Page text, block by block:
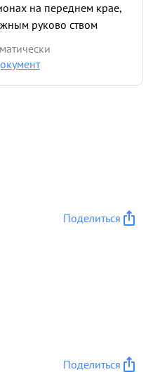
на переднем крае,
руково ством
офицерам в расст
средств
Висла и боями по
Поделиться
Поделиться